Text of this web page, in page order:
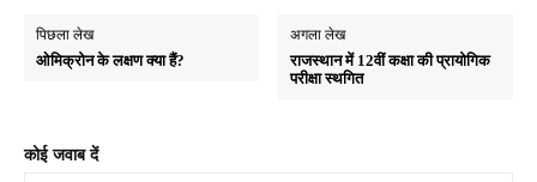
पिछला लेख
ओमिक्रोन के लक्षण क्या हैं?
अगला लेख
राजस्थान में 12वीं कक्षा की प्रायोगिक
परीक्षा स्थगित
कोई जवाब दें